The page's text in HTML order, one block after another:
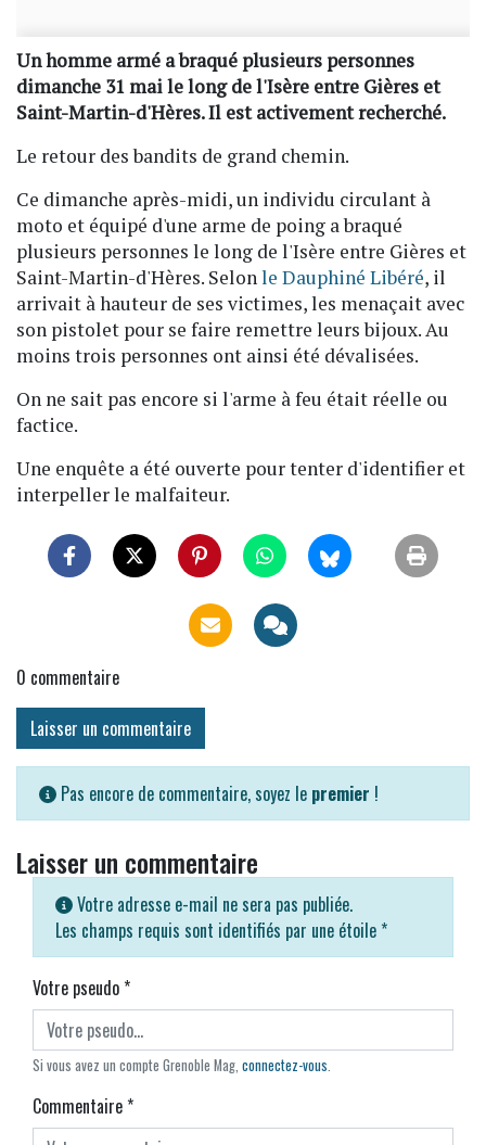
Un homme armé a braqué plusieurs personnes
dimanche 31 mai le long de l'Isère entre Gières et
Saint-Martin-d'Hères. Il est activement recherché.
Le retour des bandits de grand chemin.
Ce dimanche après-midi, un individu circulant à
moto et équipé d'une arme de poing a braqué
plusieurs personnes le long de l'Isère entre Gières et
Saint-Martin-d'Hères. Selonle Dauphiné Libéré, il
arrivait à hauteur de ses victimes, les menaçait avec
son pistolet pour se faire remettre leurs bijoux. Au
moins trois personnes ont ainsi été dévalisées.
On ne sait pas encore si l'arme à feu était réelle ou
factice.
Une enquête a été ouverte pour tenter d'identifier et
interpeller le malfaiteur.
0 commentaire
Laisser un commentaire
Pas encore de commentaire, soyez le premier !
Laisser un commentaire
Votre adresse e-mail ne sera pas publiée.
Les champs requis sont identifiés par une étoile *
Votre pseudo*
Si vous avez un compte Grenoble Mag, connectez-vous.
Commentaire*